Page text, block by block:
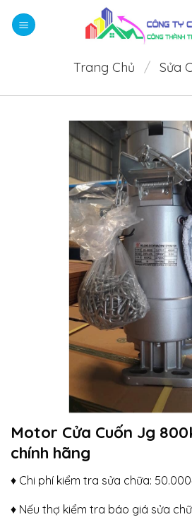
qua
Trang Chủ / Sửa
Motor Cửa Cuốn Jg
chính hãng
♦ Chi phí kiểm tra sửa chữa:
♦ Nếu thợ kiểm tra báo giá sửa